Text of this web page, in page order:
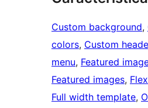
Custom background,
colors, Custom
menu, Featured
Featured images,
Full width template,